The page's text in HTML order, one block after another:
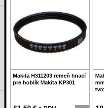
Makita H311203 remeň hnací
pre hoblík Makita KP301